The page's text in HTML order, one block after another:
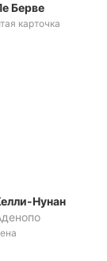
Берве
карточка
Нунан